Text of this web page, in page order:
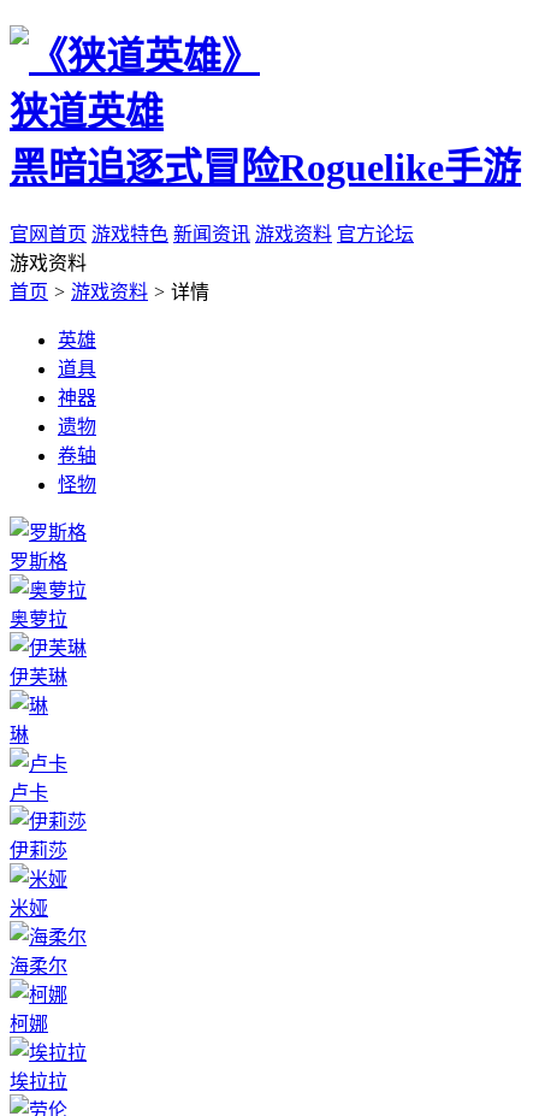
狭道英雄
黑暗追逐式冒险Roguelike手游
官网首页 游戏特色 新闻资讯 游戏资料 官方论坛
游戏资料
首页 > 游戏资料 > 详情
英雄
道具
神器
遗物
卷轴
怪物
罗斯格
奥萝拉
伊芙琳
琳
卢卡
伊莉莎
米娅
海柔尔
柯娜
埃拉拉